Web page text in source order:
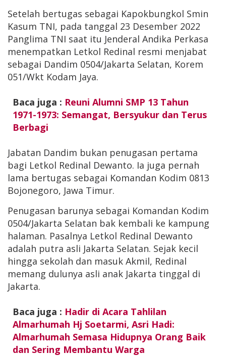
Setelah bertugas sebagai Kapokbungkol Smin
Kasum TNI, pada tanggal 23 Desember 2022
Panglima TNI saat itu Jenderal Andika Perkasa
menempatkan Letkol Redinal resmi menjabat
sebagai Dandim 0504/Jakarta Selatan, Korem
051/Wkt Kodam Jaya.
Baca juga : Reuni Alumni SMP 13 Tahun
1971-1973: Semangat, Bersyukur dan Terus
Berbagi
Jabatan Dandim bukan penugasan pertama
bagi Letkol Redinal Dewanto. Ia juga pernah
lama bertugas sebagai Komandan Kodim 0813
Bojonegoro, Jawa Timur.
Penugasan barunya sebagai Komandan Kodim
0504/Jakarta Selatan bak kembali ke kampung
halaman. Pasalnya Letkol Redinal Dewanto
adalah putra asli Jakarta Selatan. Sejak kecil
hingga sekolah dan masuk Akmil, Redinal
memang dulunya asli anak Jakarta tinggal di
Jakarta.
Baca juga : Hadir di Acara Tahlilan
Almarhumah Hj Soetarmi, Asri Hadi:
Almarhumah Semasa Hidupnya Orang Baik
dan Sering Membantu Warga